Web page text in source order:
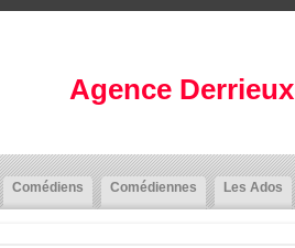
Agence Derrieux
Comédiens Comédiennes Les Ados